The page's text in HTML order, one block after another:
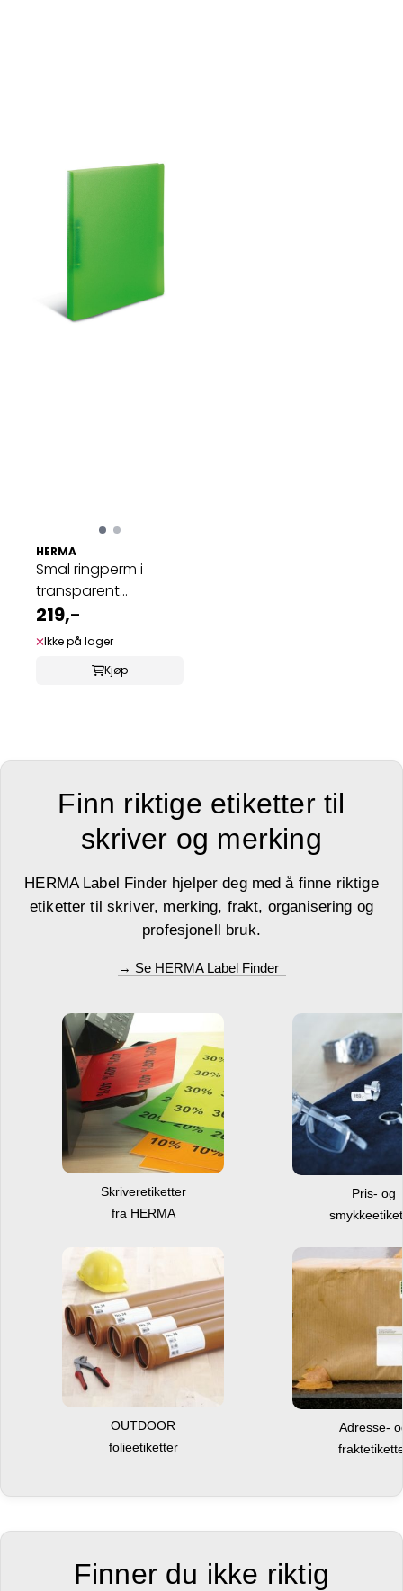
HERMA
Smal ringperm i
transparent
plastmateriale A4, ...
219,-
Ikke på lager
Kjøp
Finn riktige etiketter til
skriver og merking
HERMA Label Finder hjelper deg med å finne riktige
etiketter til skriver, merking, frakt, organisering og
profesjonell bruk.
→ Se HERMA Label Finder
Skriveretiketter
fra HERMA
Pris- og
OUTDOOR
folieetiketter
Adresse-
Finner du ikke riktig